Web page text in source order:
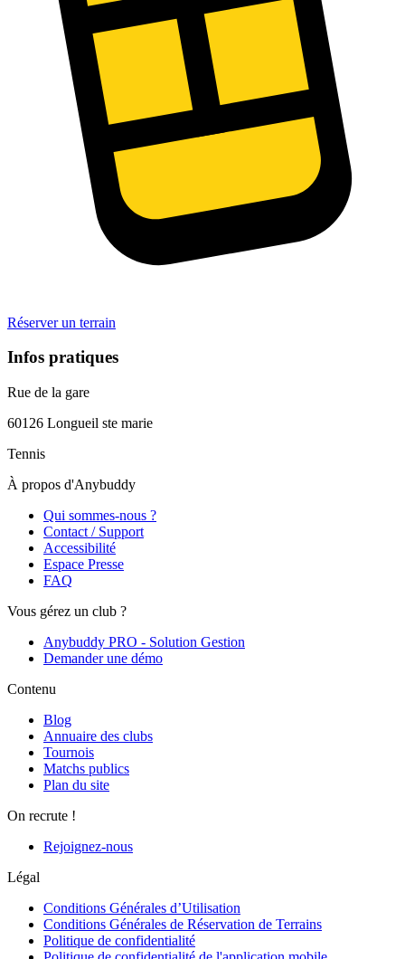
Réserver un terrain
Infos pratiques
Rue de la gare
60126 Longueil ste marie
Tennis
À propos d'Anybuddy
Qui sommes-nous ?
Contact / Support
Accessibilité
Espace Presse
FAQ
Vous gérez un club ?
Anybuddy PRO - Solution Gestion
Demander une démo
Contenu
Blog
Annuaire des clubs
Tournois
Matchs publics
Plan du site
On recrute !
Rejoignez-nous
Légal
Conditions Générales d’Utilisation
Conditions Générales de Réservation de Terrains
Politique de confidentialité